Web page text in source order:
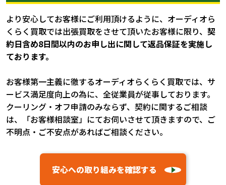
より安心してお客様にご利用頂けるように、オーディオら
くらく買取では出張買取をさせて頂いたお客様に限り、 契
約日含め8日間以内のお申し出に関して返品保証を実施し
ております。
お客様第一主義に徹するオーディオらくらく買取では、サ
ービス満足度向上の為に、全従業員が従事しております。
クーリング・オフ申請のみならず、契約に関するご相談
は、「お客様相談室」にてお伺いさせて頂きますので、ご
不明点・ご不安点があればご相談ください。
安心への取り組みを確認する